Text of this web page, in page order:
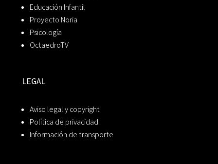
Educación Infantil
Proyecto Noria
Psicología
OctaedroTV
LEGAL
Aviso legal y copyright
Política de privacidad
Información de transporte